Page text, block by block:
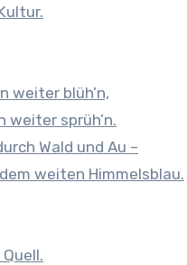
weiter blüh’n,
weiter sprüh’n.
Wald und Au –
weiten Himmelsblau.